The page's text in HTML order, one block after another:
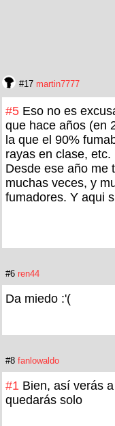
#17 martin7777
#5 Eso no es
que hace años (en
la que el 90%
rayas en clase, etc.
Desde ese año me
muchas veces, y
fumadores. Y aqui
#6 ren44
Da miedo :'(
#8 fanlowaldo
#1 Bien, así verás
quedarás solo